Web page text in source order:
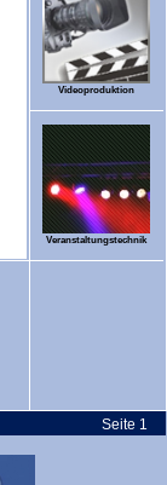
Videoproduktion
Veranstaltungstechnik
Seite 1